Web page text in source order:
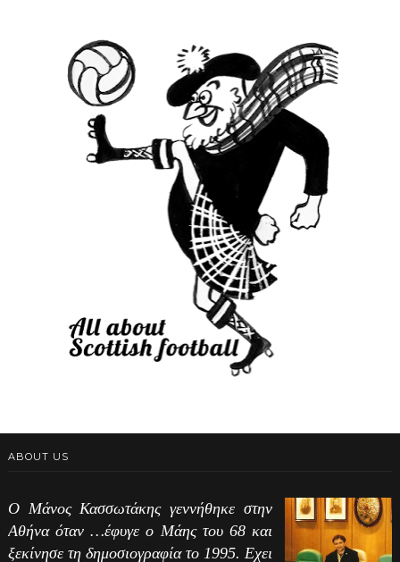
ABOUT US
Ο Μάνος Κασσωτάκης γεννήθηκε στην
Αθήνα όταν …έφυγε ο Μάης του 68 και
ξεκίνησε τη δημοσιογραφία το 1995. Εχει